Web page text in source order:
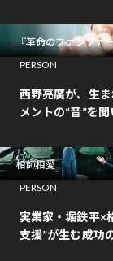
『革命のファンファ
PERSON
西野亮廣が、生
メントの“音”を
相師相愛
PERSON
実業家・堀鉄平×
支援”が生む成功